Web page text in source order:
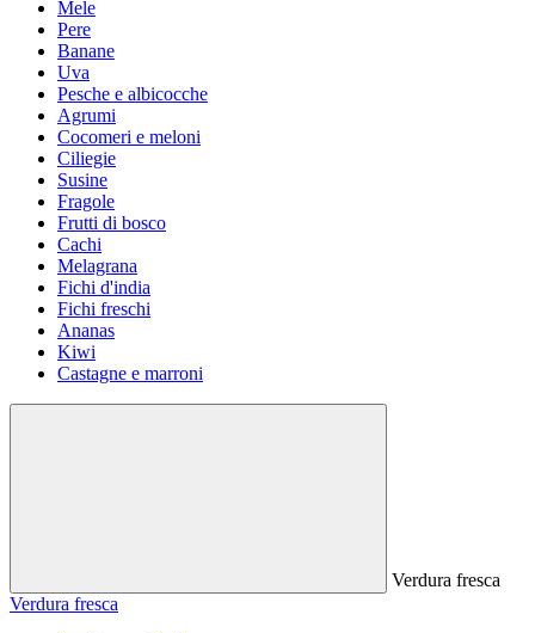
Mele
Pere
Banane
Uva
Pesche e albicocche
Agrumi
Cocomeri e meloni
Ciliegie
Susine
Fragole
Frutti di bosco
Cachi
Melagrana
Fichi d'india
Fichi freschi
Ananas
Kiwi
Castagne e marroni
Verdura fresca
Verdura fresca